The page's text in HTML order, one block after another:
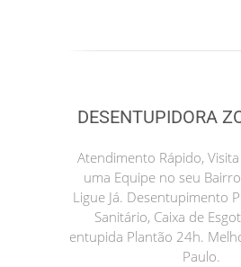
DESENTUPIDORA
Atendimento Rápido,
uma Equipe no seu
Ligue Já. Desentupimento
Sanitário, Caixa de
entupida Plantão 24h.
Paulo.